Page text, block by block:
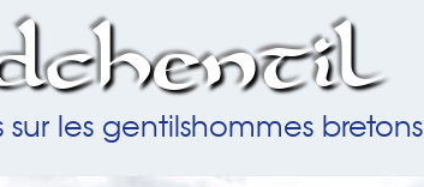
sur les gentilshommes bretons